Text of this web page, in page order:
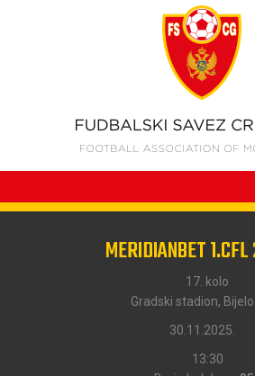
MERIDIANBET
17. kolo
Gradski stadion,
30.11.2025.
13:30